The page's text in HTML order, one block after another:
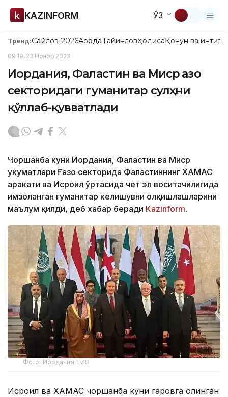
KAZINFORM ЎЗ
Тренд:Сайлов-2026АқордаТайинловҲодисаҚонун ва
09:19, 23 Ноябр 2023
Иордания, Фаластин ва Миср Ғазо
секторидаги гуманитар сулҳни
қўллаб-қувватлади
Чоршанба куни Иордания, Фаластин ва Миср
ҳукуматлари Ғазо секторида Фаластиннинг ХАМАС
ҳаракати ва Исроил ўртасида чет эл воситачилигида
имзоланган гуманитар келишувни олқишлашларини
маълум қилди, деб хабар беради Kazinform.
Фото: Иордания ТИВ
Исроил ва ХАМАС чоршанба куни гаровга олинган